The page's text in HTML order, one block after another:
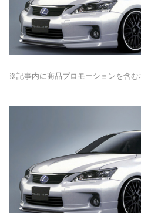
※記事内に商品プロモーションを含む